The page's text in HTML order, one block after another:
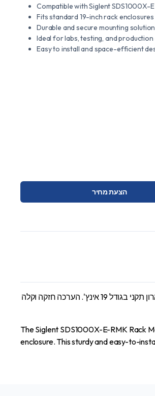
Compatible with Siglent SDS1000X-
Fits standard 19-inch rack enclosures
Durable and secure mounting solution
Ideal for labs, testing, and
Easy to install and space-efficient
הצעת מחיר
ערכת ההתקנה למדף Siglent SDS1000X-E-RMK תוכננה במיוחד להרכבה בטוחה של אוסצילוסקופים מסדרת Siglent SDS1000X-E ו-SDS2000X-E בתוך ארון תקני בגודל 19 אינץ'. הערכה חזקה וקלה
The Siglent SDS1000X-E-RMK Rack
enclosure. This sturdy and easy-to-